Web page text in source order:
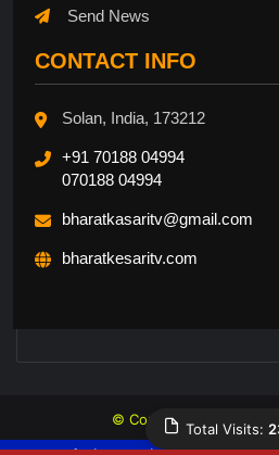
Send News
CONTACT INFO
Solan, India, 173212
+91 70188 04994
070188 04994
bharatkasaritv@gmail.com
bharatkesaritv.com
© Copyright 2026, All
Total Visits: